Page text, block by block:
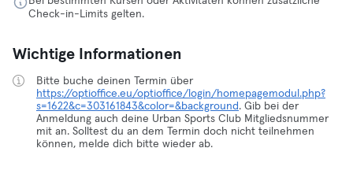
Check-in-Limits gelten.
Wichtige Informationen
Bitte buche deinen Termin über
https://optioffice.eu/optioffice/login/homepagemodul.php?
s=1622&c=303161843&color=&background . Gib bei der
Anmeldung auch deine Urban Sports Club Mitgliedsnummer
mit an. Solltest du an dem Termin doch nicht teilnehmen
können, melde dich bitte wieder ab.